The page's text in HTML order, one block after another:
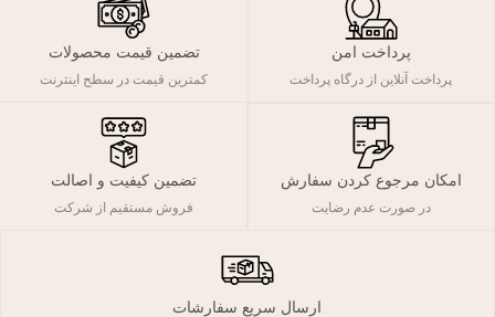
پرداخت امن
پرداخت آنلاین از درگاه پرداخت
تضمین قیمت محصولات
کمترین قیمت در سطح اینترنت
امکان مرجوع کردن سفارش
در صورت عدم رضایت
تضمین کیفیت و اصالت
فروش مستقیم از شرکت
ارسال سریع سفارشات